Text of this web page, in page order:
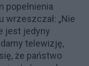
popełnienia
wrzeszczał: „Nie
jest jedyny
telewizję,
że państwo